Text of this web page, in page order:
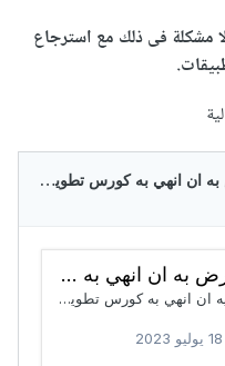
مشكلة فى ذلك مع استرجاع